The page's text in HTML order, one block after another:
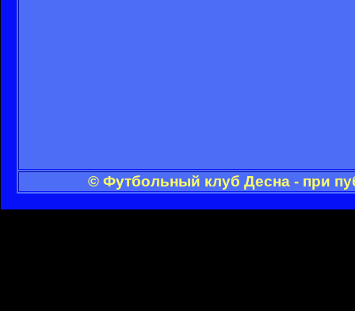
© Футбольный клуб Десна - при